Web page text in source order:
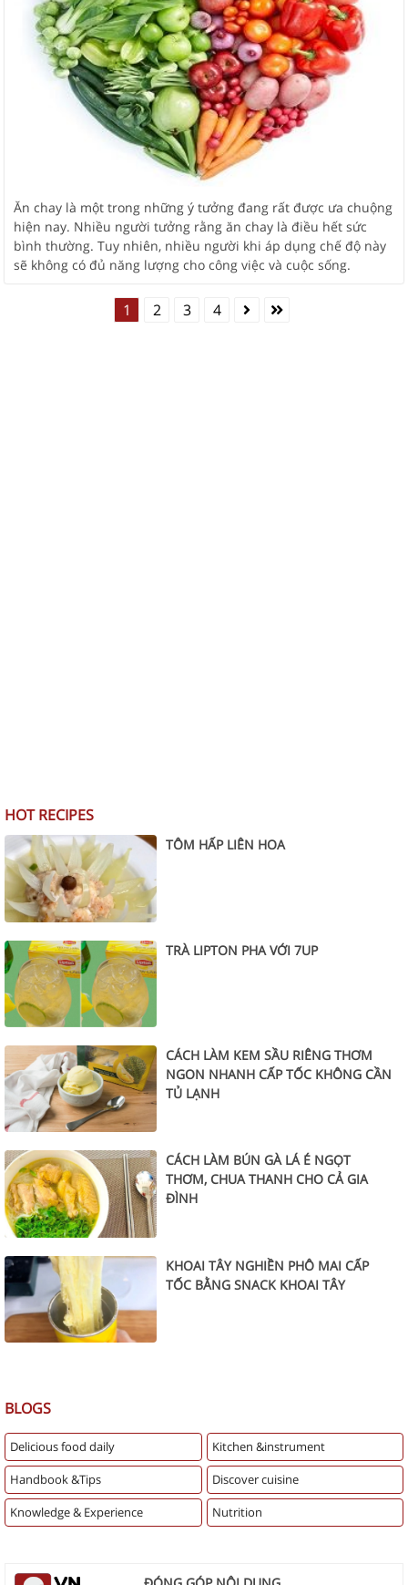
Ăn chay là một trong những ý tưởng đang rất được ưa chuộng
hiện nay. Nhiều người tưởng rằng ăn chay là điều hết sức
bình thường. Tuy nhiên, nhiều người khi áp dụng chế độ này
sẽ không có đủ năng lượng cho công việc và cuộc sống.
1 2 3 4
HOT RECIPES
TÔM HẤP LIÊN HOA
TRÀ LIPTON PHA VỚI 7UP
CÁCH LÀM KEM SẦU RIÊNG THƠM
NGON NHANH CẤP TỐC KHÔNG CẦN
TỦ LẠNH
CÁCH LÀM BÚN GÀ LÁ É NGỌT
THƠM, CHUA THANH CHO CẢ GIA
ĐÌNH
KHOAI TÂY NGHIỀN PHÔ MAI CẤP
TỐC BẰNG SNACK KHOAI TÂY
BLOGS
Delicious food daily
Kitchen &instrument
Handbook &Tips
Discover cuisine
Knowledge & Experience
Nutrition